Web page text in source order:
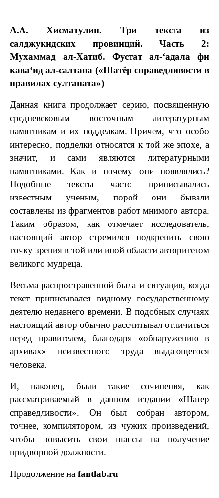
А.А. Хисматулин. Три текста из
салджукидских провинций. Часть 2:
Мухаммад ал-Хатиб. Фустат ал-‘адала фи
кава‘ид ал-салтана («Шатёр справедливости в
правилах султаната»)
Данная книга продолжает серию, посвященную
средневековым восточным литературным
памятникам и их подделкам. Причем, что особо
интересно, подделки относятся к той же эпохе, а
значит, и сами являются литературными
памятниками. Как и почему они появлялись?
Подобные тексты часто приписывались
известным ученым, порой они бывали
составлены из фрагментов работ мнимого автора.
Таким образом, как отмечает исследователь,
настоящий автор стремился подкрепить свою
точку зрения в той или иной области авторитетом
великого мудреца.
Весьма распространенной была и ситуация, когда
текст приписывался видному государственному
деятелю недавнего времени. В подобных случаях
настоящий автор обычно рассчитывал отличиться
перед правителем, благодаря «обнаружению в
архивах» неизвестного труда выдающегося
человека.
И, наконец, были такие сочинения, как
рассматриваемый в данном издании «Шатер
справедливости». Он был собран автором,
точнее, компилятором, из чужих произведений,
чтобы повысить свои шансы на получение
придворной должности.
Продолжение на fantlab.ru